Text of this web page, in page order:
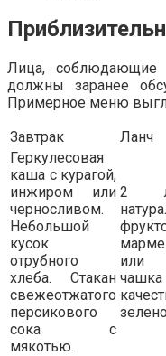
Лица, соблюдающие
должны заранее
Примерное меню
Завтрак
Ланч
Геркулесовая
каша с курагой,
инжиром или
черносливом.
Небольшой
кусок
отрубного
хлеба. Стакан
свежеотжатого
персикового
сока с
мякотью.
2
или
чашка